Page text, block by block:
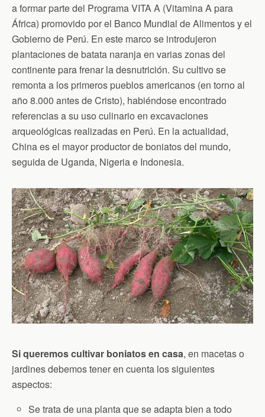
a formar parte del Programa VITA A (Vitamina A para
África) promovido por el Banco Mundial de Alimentos y el
Gobierno de Perú. En este marco se introdujeron
plantaciones de batata naranja en varias zonas del
continente para frenar la desnutrición. Su cultivo se
remonta a los primeros pueblos americanos (en torno al
año 8.000 antes de Cristo), habiéndose encontrado
referencias a su uso culinario en excavaciones
arqueológicas realizadas en Perú. En la actualidad,
China es el mayor productor de boniatos del mundo,
seguida de Uganda, Nigeria e Indonesia.
Si queremos cultivar boniatos en casa, en macetas o
jardines debemos tener en cuenta los siguientes
aspectos:
Se trata de una planta que se adapta bien a todo